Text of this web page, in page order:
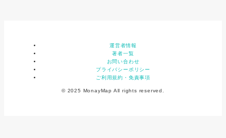
運営者情報
著者一覧
お問い合わせ
プライバシーポリシー
ご利用規約・免責事項
© 2025 MonayMap All rights reserved.